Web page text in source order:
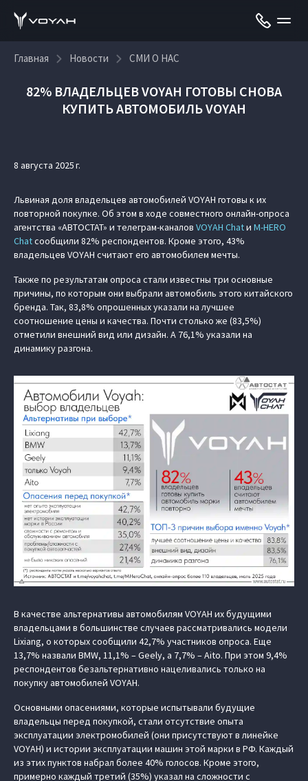
Главная Новости СМИ О НАС
82% ВЛАДЕЛЬЦЕВ VOYAH ГОТОВЫ СНОВА
КУПИТЬ АВТОМОБИЛЬ VOYAH
8 августа 2025 г.
Львиная доля владельцев автомобилей VOYAH готовы к их
повторной покупке. Об этом в ходе совместного онлайн-опроса
агентства «АВТОСТАТ» и телеграм-каналов VOYAH Chatи M‑HERO
Chatсообщили 82% респондентов. Кроме этого, 43%
владельцев VOYAH считают его автомобилем мечты.
Также по результатам опроса стали известны три основные
причины, по которым они выбрали автомобиль этого китайского
бренда. Так, 83,8% опрошенных указали на лучшее
соотношение цены и качества. Почти столько же (83,5%)
отметили внешний вид или дизайн. А 76,1% указали на
динамику разгона.
В качестве альтернативы автомобилям VOYAH их будущими
владельцами в большинстве случаев рассматривались модели
Lixiang, о которых сообщили 42,7% участников опроса. Еще
13,7% назвали BMW, 11,1% – Geely, а 7,7% – Aito. При этом 9,4%
респондентов безальтернативно нацеливались только на
покупку автомобилей VOYAH.
Основными опасениями, которые испытывали будущие
владельцы перед покупкой, стали отсутствие опыта
эксплуатации электромобилей (они присутствуют в линейке
VOYAH) и истории эксплуатации машин этой марки в РФ. Каждый
из этих пунктов набрал более 40% голосов. Кроме этого,
примерно каждый третий (35%) указал на сложности с